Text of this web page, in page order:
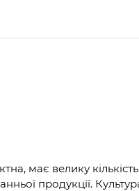
має велику кількість
продукції.